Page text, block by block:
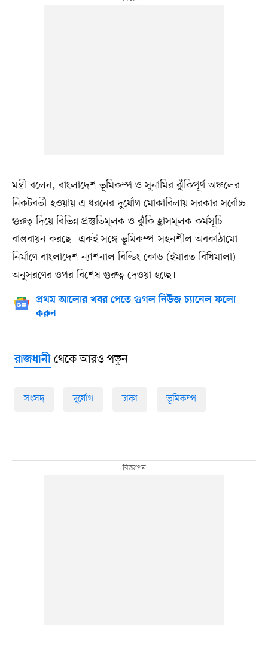
মন্ত্রী বলেন, বাংলাদেশ ভূমিকম্প ও সুনামির ঝুঁকিপূর্ণ অঞ্চলের
নিকটবর্তী হওয়ায় এ ধরনের দুর্যোগ মোকাবিলায় সরকার সর্বোচ্চ
গুরুত্ব দিয়ে বিভিন্ন প্রস্তুতিমূলক ও ঝুঁকি হ্রাসমূলক কর্মসূচি
বাস্তবায়ন করছে। একই সঙ্গে ভূমিকম্প-সহনশীল অবকাঠামো
নির্মাণে বাংলাদেশ ন্যাশনাল বিল্ডিং কোড (ইমারত বিধিমালা)
অনুসরণের ওপর বিশেষ গুরুত্ব দেওয়া হচ্ছে।
প্রথম আলোর খবর পেতে গুগল নিউজ চ্যানেল ফলো
করুন
রাজধানীথেকে আরও পড়ুন
সংসদ দুর্যোগ ঢাকা ভূমিকম্প